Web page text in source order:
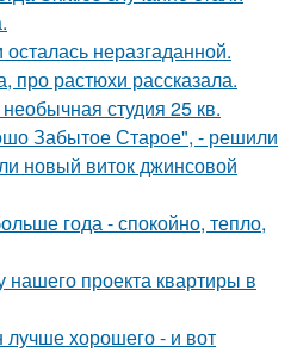
осталась неразгаданной.
про растюхи рассказала.
студия 25 кв.
Забытое Старое", - решили
новый виток джинсовой
года - спокойно, тепло,
нашего проекта квартиры в
лучше хорошего - и вот